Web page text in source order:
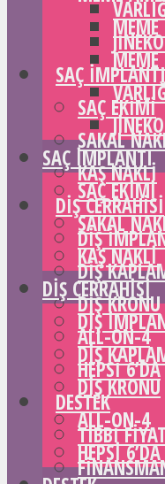
SAÇ IMPLANTI
SAÇ EKIMI
SAKAL
KAŞ NAKLI
DIŞ CERRAHISI
DIŞ
DIŞ
DIŞ KRONU
ALL-ON-4
HEPSI 6’DA
DESTEK
TIBBI
MEME
MEME
SAÇ IMPLANTI
SAÇ EKIMI
SAKAL
KAŞ NAKLI
DIŞ CERRAHISI
DIŞ
DIŞ
DIŞ KRONU
ALL-ON-4
HEPSI 6’DA